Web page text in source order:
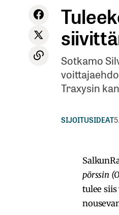
Sotkamo
Traxysin
SIJOITUSIDEAT
pörssin
tulee